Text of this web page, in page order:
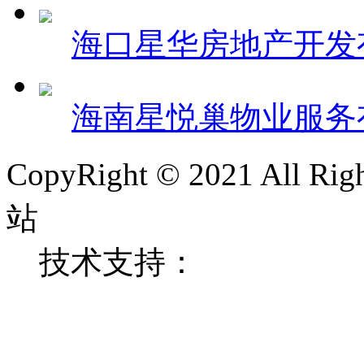
海口星华房地产开
海南星悦巢物业服
CopyRight © 2021 All
站
技术支持：